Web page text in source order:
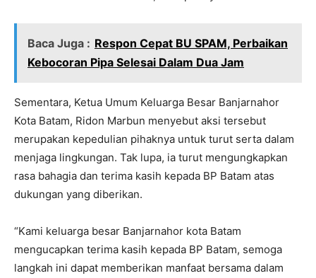
Baca Juga : Respon Cepat BU SPAM, Perbaikan
Kebocoran Pipa Selesai Dalam Dua Jam
Sementara, Ketua Umum Keluarga Besar Banjarnahor
Kota Batam, Ridon Marbun menyebut aksi tersebut
merupakan kepedulian pihaknya untuk turut serta dalam
menjaga lingkungan. Tak lupa, ia turut mengungkapkan
rasa bahagia dan terima kasih kepada BP Batam atas
dukungan yang diberikan.
“Kami keluarga besar Banjarnahor kota Batam
mengucapkan terima kasih kepada BP Batam, semoga
langkah ini dapat memberikan manfaat bersama dalam